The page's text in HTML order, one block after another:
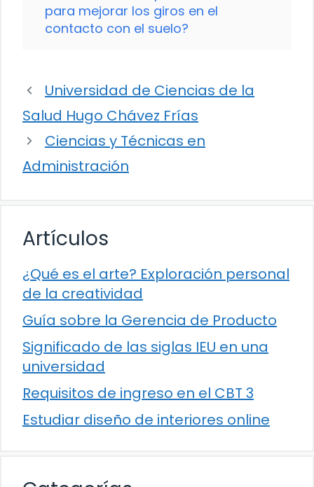
para mejorar los giros en el
contacto con el suelo?
Universidad de Ciencias de la
Salud Hugo Chávez Frías
Ciencias y Técnicas en
Administración
Artículos
¿Qué es el arte? Exploración personal
de la creatividad
Guía sobre la Gerencia de Producto
Significado de las siglas IEU en una
universidad
Requisitos de ingreso en el CBT 3
Estudiar diseño de interiores online